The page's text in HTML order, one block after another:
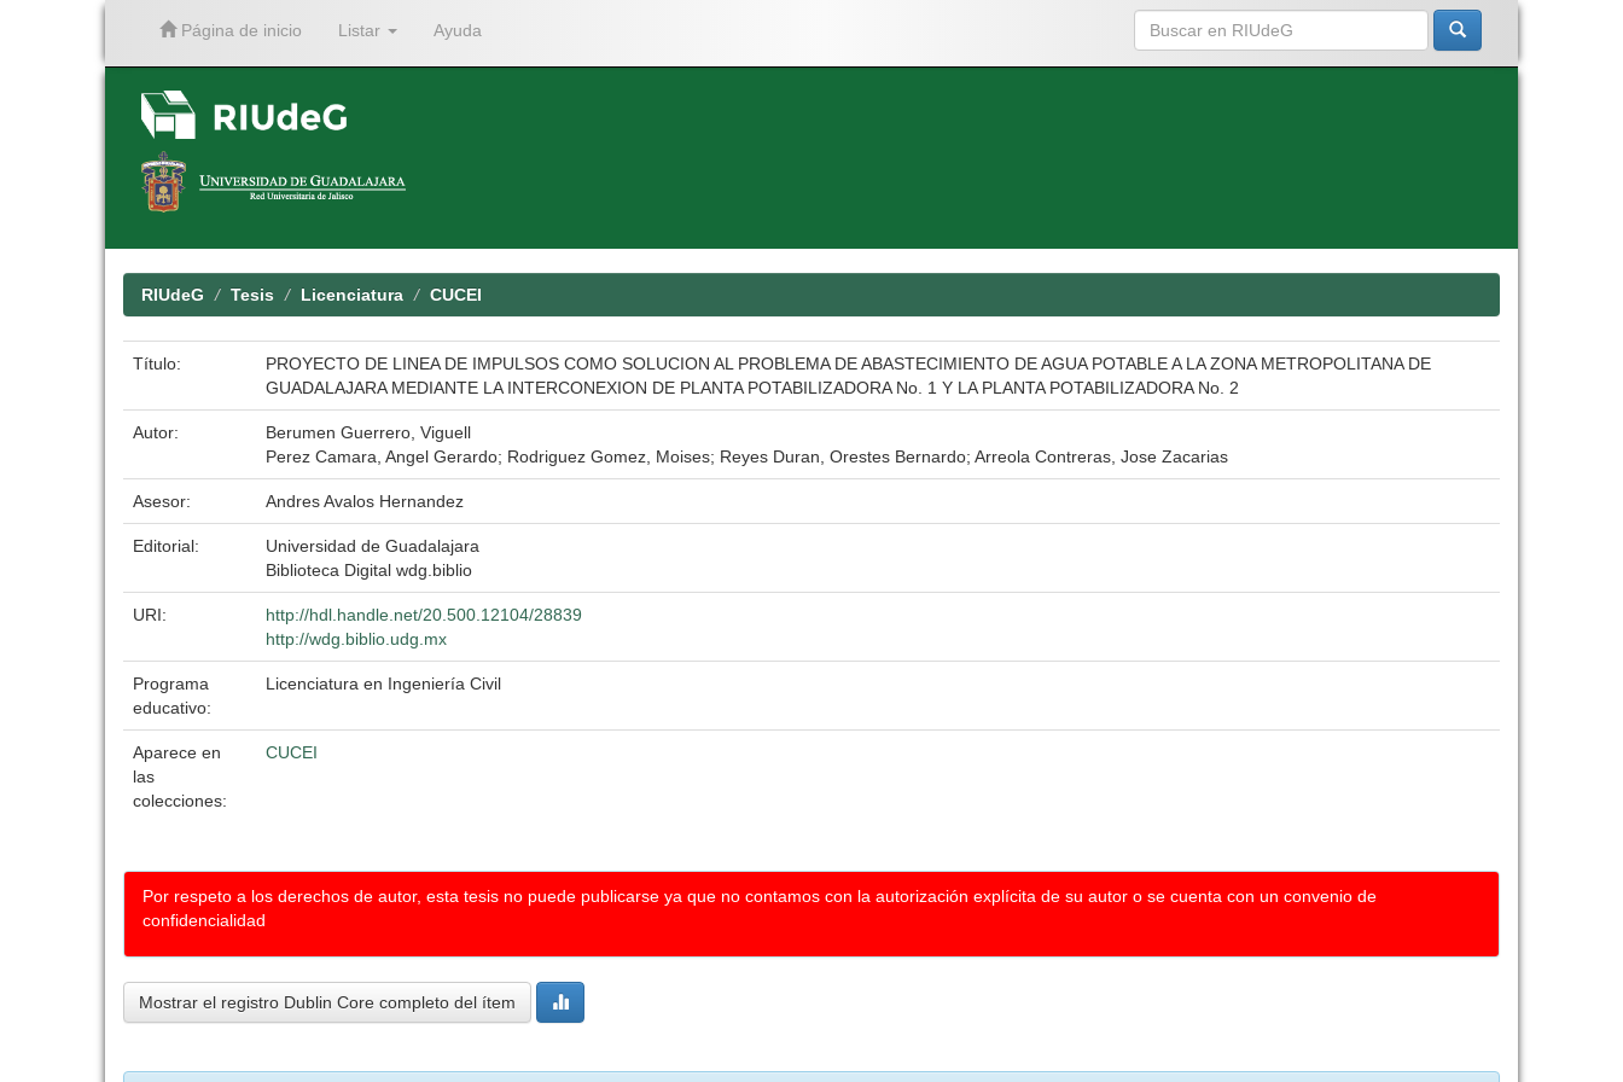
Página de inicio Listar Ayuda
RIUdeG Tesis Licenciatura CUCEI
Título:
PROYECTO DE LINEA DE IMPULSOS COMO SOLUCION AL PROBLEMA DE ABASTECIMIENTO DE AGUA POTABLE A LA ZONA METROPOLITANA DE
GUADALAJARA MEDIANTE LA INTERCONEXION DE PLANTA POTABILIZADORA No. 1 Y LA PLANTA POTABILIZADORA No. 2
Autor:
Berumen Guerrero, Viguell
Perez Camara, Angel Gerardo; Rodriguez Gomez, Moises; Reyes Duran, Orestes Bernardo; Arreola Contreras, Jose Zacarias
Asesor: Andres Avalos Hernandez
Editorial:
Universidad de Guadalajara
Biblioteca Digital wdg.biblio
URI:
http://hdl.handle.net/20.500.12104/28839
http://wdg.biblio.udg.mx
Programa
educativo:
Licenciatura en Ingeniería Civil
Aparece en
las
colecciones:
CUCEI
Por respeto a los derechos de autor, esta tesis no puede publicarse ya que no contamos con la autorización explícita de su autor o se cuenta con un convenio de
confidencialidad
Mostrar el registro Dublin Core completo del ítem